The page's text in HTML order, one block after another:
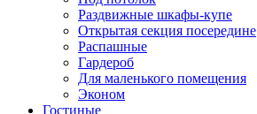
Раздвижные шкафы-купе
Открытая секция посередине
Распашные
Гардероб
Для маленького помещения
Эконом
Гостиные